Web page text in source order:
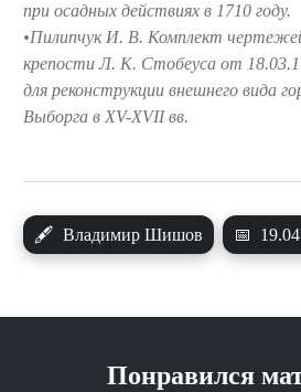
🖋 Владимир Шишов 📅
при осадных действиях в 1710 году.
Пилипчук И. В. Комплект
крепости Л. К. Стобеуса от
для реконструкции внешнего вида
Выборга в XV-XVII вв.
Понравился